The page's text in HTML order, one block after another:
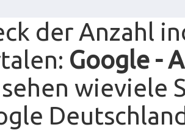
der Anzahl
Google -
wieviele